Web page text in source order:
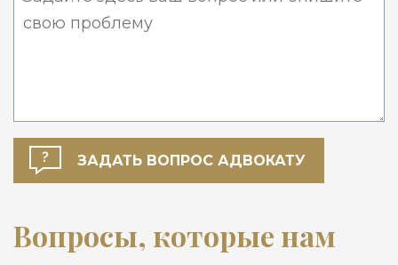
Вопросы, которые нам